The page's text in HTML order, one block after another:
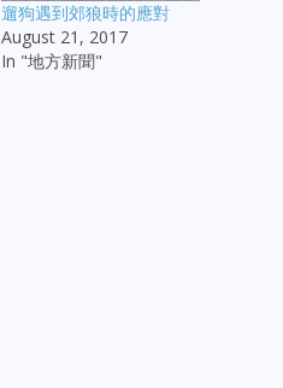
遛狗遇到郊狼時的應對
August 21, 2017
In "地方新聞"